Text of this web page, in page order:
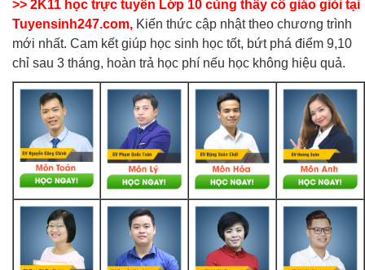
>> 2K11 học trực tuyến Lớp 10 cùng thầy cô giáo giỏi tại
Tuyensinh247.com, Kiến thức cập nhật theo chương trình
mới nhất. Cam kết giúp học sinh học tốt, bứt phá điểm 9,10
chỉ sau 3 tháng, hoàn trả học phí nếu học không hiệu quả.